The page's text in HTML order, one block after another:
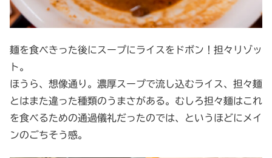
麺を食べきった後にスープにライスをドボン！担々リゾッ
ト。
ほうら、想像通り。濃厚スープで流し込むライス、担々麺
とはまた違った種類のうまさがある。むしろ担々麺はこれ
を食べるための通過儀礼だったのでは、というほどにメイ
ンのごちそう感。